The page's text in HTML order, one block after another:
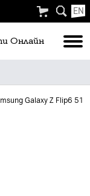
EN
Oнлайн
Galaxy Z Flip6 512